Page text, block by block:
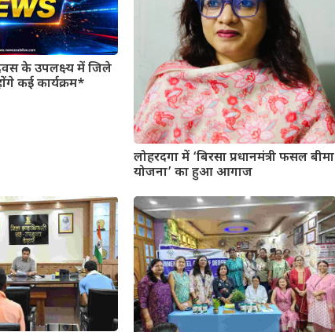
के उपलक्ष्य में जिले
कई कार्यक्रम*
लोहरदगा में ‘बिरसा प्रधानमंत्री फसल बीमा
योजना’ का हुआ आगाज